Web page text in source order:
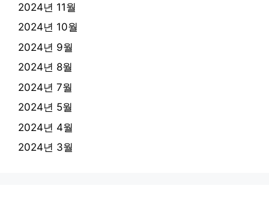
2024년 11월
2024년 10월
2024년 9월
2024년 8월
2024년 7월
2024년 5월
2024년 4월
2024년 3월